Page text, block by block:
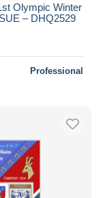
Olympic Winter
– DHQ2529
Professional